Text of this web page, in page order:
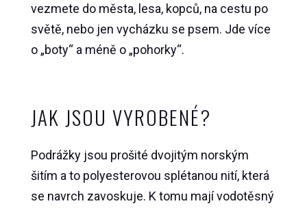
vezmete do města, lesa, kopců, na cestu po
světě, nebo jen vycházku se psem. Jde více
o „boty“ a méně o „pohorky“.
JAK JSOU VYROBENÉ?
Podrážky jsou prošité dvojitým norským
šitím a to polyesterovou splétanou nití, která
se navrch zavoskuje. K tomu mají vodotěsný